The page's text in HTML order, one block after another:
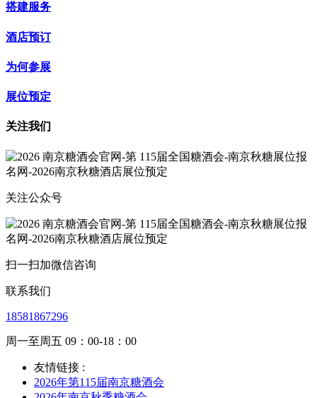
搭建服务
酒店预订
为何参展
展位预定
关注我们
关注公众号
扫一扫加微信咨询
联系我们
18581867296
周一至周五 09：00-18：00
友情链接 :
2026年第115届南京糖酒会